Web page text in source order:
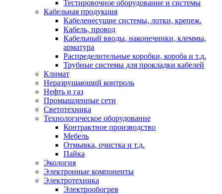
Тестировочное оборудование и системы
Кабельная продукция
Кабеленесущие системы, лотки, крепеж.
Кабель, провод
Кабельный вводы, наконечники, клеммы,
арматура
Распределительные коробки, короба и т.д.
Трубные системы для прокладки кабелей
Климат
Неразрушающий контроль
Нефть и газ
Промышленные сети
Светотехника
Технологическое оборудование
Контрактное производство
Мебель
Отмывка, очистка и т.д.
Пайка
Экология
Электронные компоненты
Электротехника
Электрообогрев